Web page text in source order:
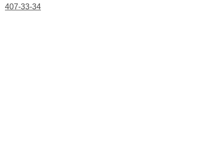
407-33-34